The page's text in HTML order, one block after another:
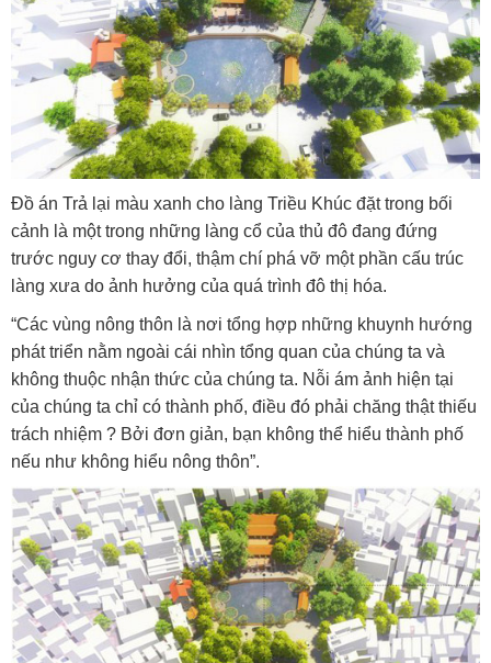
Đồ án Trả lại màu xanh cho làng Triều Khúc đặt trong bối
cảnh là một trong những làng cổ của thủ đô đang đứng
trước nguy cơ thay đổi, thậm chí phá vỡ một phần cấu trúc
làng xưa do ảnh hưởng của quá trình đô thị hóa.
“Các vùng nông thôn là nơi tổng hợp những khuynh hướng
phát triển nằm ngoài cái nhìn tổng quan của chúng ta và
không thuộc nhận thức của chúng ta. Nỗi ám ảnh hiện tại
của chúng ta chỉ có thành phố, điều đó phải chăng thật thiếu
trách nhiệm ? Bởi đơn giản, bạn không thể hiểu thành phố
nếu như không hiểu nông thôn”.